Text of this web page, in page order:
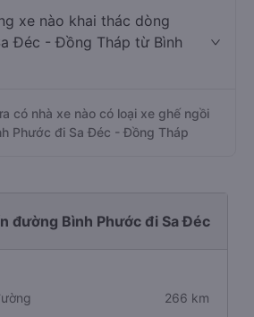
xe nào khai thác dòng
Đéc - Đồng Tháp từ Bình
có nhà xe nào có loại xe ghế ngồi
Phước đi Sa Đéc - Đồng Tháp
đường Bình Phước đi Sa Đéc
266 km